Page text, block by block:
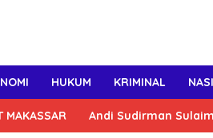
HUKUM KRIMINAL
MAKASSAR Andi Sudirman